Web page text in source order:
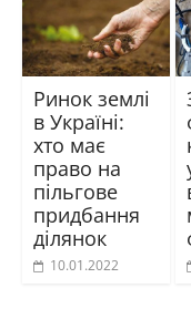
Ринок землі
в Україні:
хто має
право на
пільгове
придбання
ділянок
10.01.2022